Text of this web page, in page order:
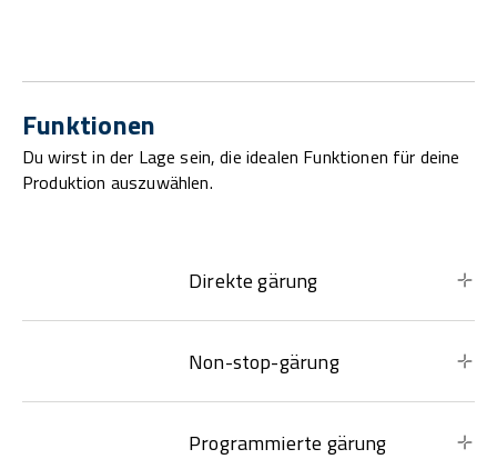
Funktionen
Du wirst in der Lage sein, die idealen Funktionen für deine
Produktion auszuwählen.
Direkte gärung
Non-stop-gärung
Programmierte gärung